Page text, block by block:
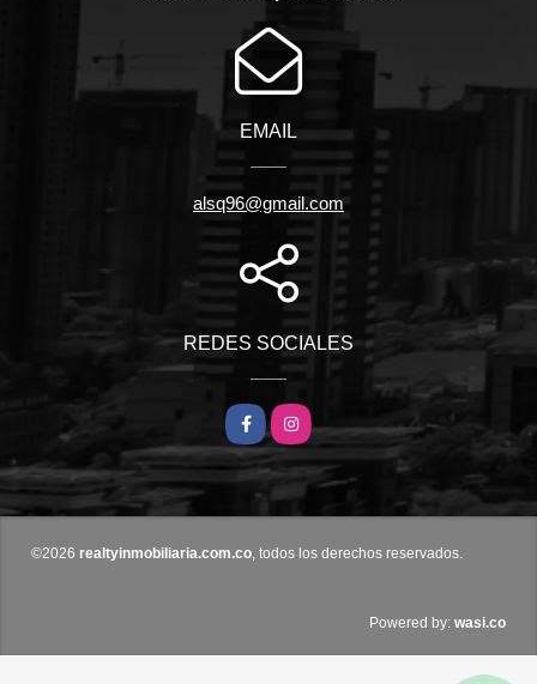
EMAIL
alsq96@gmail.com
REDES SOCIALES
Facebook
Instagram
©2026 realtyinmobiliaria.com.co, todos los derechos reservados.
Powered by: wasi.co